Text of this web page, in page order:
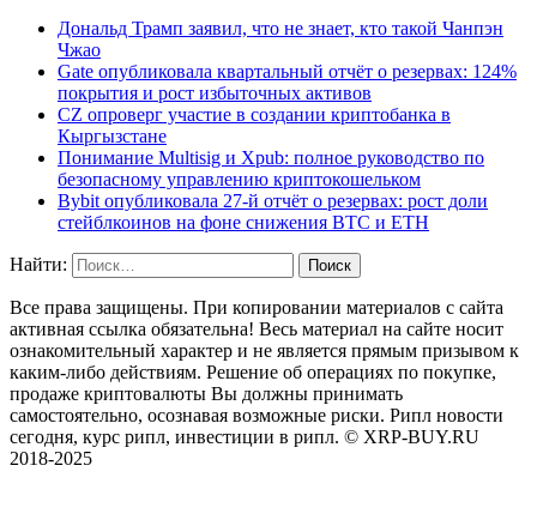
Дональд Трамп заявил, что не знает, кто такой Чанпэн
Чжао
Gate опубликовала квартальный отчёт о резервах: 124%
покрытия и рост избыточных активов
CZ опроверг участие в создании криптобанка в
Кыргызстане
Понимание Multisig и Xpub: полное руководство по
безопасному управлению криптокошельком
Bybit опубликовала 27-й отчёт о резервах: рост доли
стейблкоинов на фоне снижения BTC и ETH
Найти:
Все права защищены. При копировании материалов с сайта
активная ссылка обязательна! Весь материал на сайте носит
ознакомительный характер и не является прямым призывом к
каким-либо действиям. Решение об операциях по покупке,
продаже криптовалюты Вы должны принимать
самостоятельно, осознавая возможные риски. Рипл новости
сегодня, курс рипл, инвестиции в рипл. © XRP-BUY.RU
2018-2025